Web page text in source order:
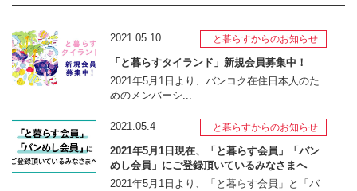
2021.05.10 と暮らすからのお知らせ
「と暮らすタイランド」新規会員募集中！
2021年5月1日より、バンコク在住日本人のた
めのメンバーシ...
2021.05.4 と暮らすからのお知らせ
2021年5月1日現在、「と暮らす会員」「バン
めし会員」にご登録頂いているみなさまへ
2021年5月1日より、「と暮らす会員」と「バ